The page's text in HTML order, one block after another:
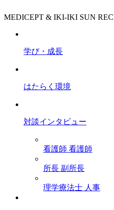
MEDICEPT & IKI-IKI SUN
学び・成長
はたらく環境
対談インタビュー
看護師 看護師
所長 副所長
理学療法士 人事